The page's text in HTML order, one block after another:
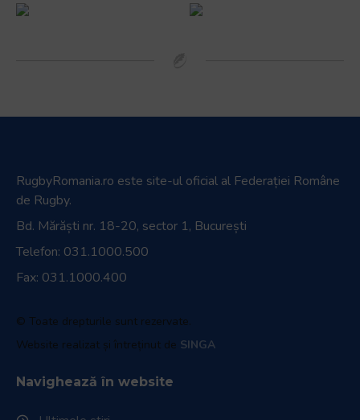
RugbyRomania.ro este site-ul oficial al Federației Române
de Rugby.
Bd. Mărăști nr. 18-20, sector 1, București
Telefon: 031.1000.500
Fax: 031.1000.400
© Toate drepturile sunt rezervate.
Website realizat și întreținut de SINGA
Navighează în website